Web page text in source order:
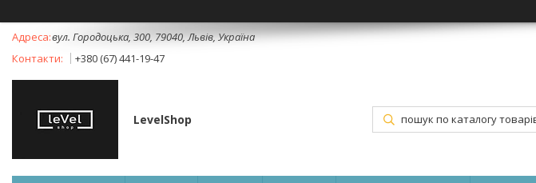
вул. Городоцька, 300, 79040, Львів, Україна
+380 (67) 441-19-47
LevelShop